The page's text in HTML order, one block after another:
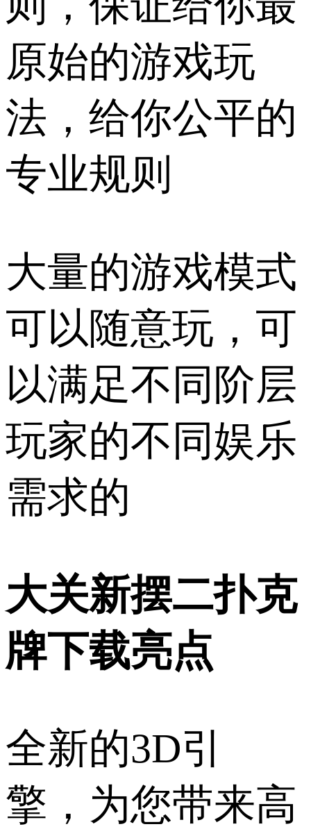
原始的游戏玩
法，给你公平的
专业规则
大量的游戏模式
可以随意玩，可
以满足不同阶层
玩家的不同娱乐
需求的
大关新摆二扑克
牌下载亮点
全新的3D引
擎，为您带来高